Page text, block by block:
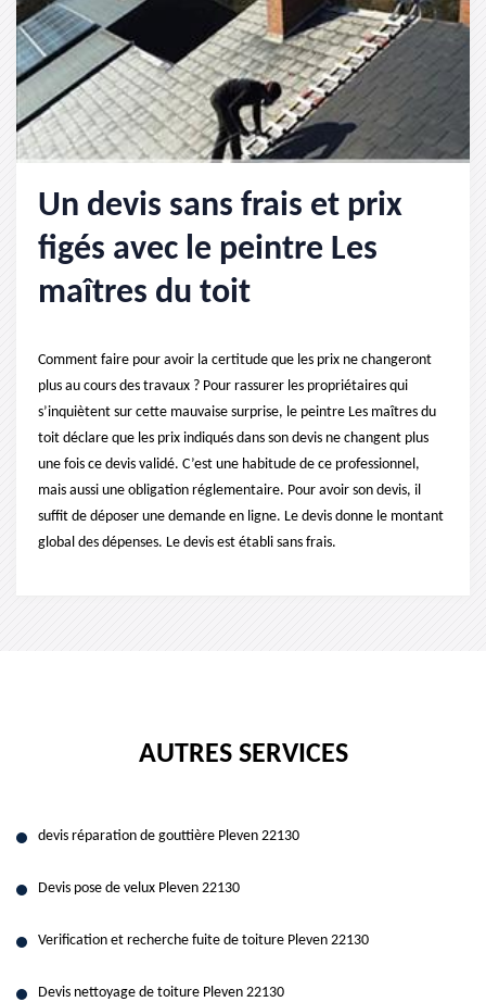
Un devis sans frais et prix
figés avec le peintre Les
maîtres du toit
Comment faire pour avoir la certitude que les prix ne changeront
plus au cours des travaux ? Pour rassurer les propriétaires qui
s’inquiètent sur cette mauvaise surprise, le peintre Les maîtres du
toit déclare que les prix indiqués dans son devis ne changent plus
une fois ce devis validé. C’est une habitude de ce professionnel,
mais aussi une obligation réglementaire. Pour avoir son devis, il
suffit de déposer une demande en ligne. Le devis donne le montant
global des dépenses. Le devis est établi sans frais.
AUTRES SERVICES
devis réparation de gouttière Pleven 22130
Devis pose de velux Pleven 22130
Verification et recherche fuite de toiture Pleven 22130
Devis nettoyage de toiture Pleven 22130